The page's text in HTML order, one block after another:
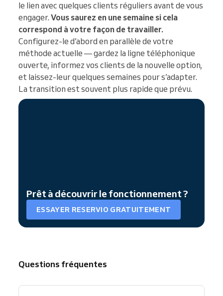
le lien avec quelques clients réguliers avant de vous
engager. Vous saurez en une semaine si cela
correspond à votre façon de travailler.
Configurez-le d’abord en parallèle de votre
méthode actuelle — gardez la ligne téléphonique
ouverte, informez vos clients de la nouvelle option,
et laissez-leur quelques semaines pour s’adapter.
La transition est souvent plus rapide que prévu.
Prêt à découvrir le fonctionnement ?
ESSAYER RESERVIO GRATUITEMENT
Questions fréquentes